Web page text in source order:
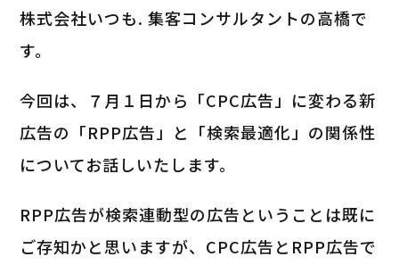
株式会社いつも. 集客コンサルタントの高橋で
す。
今回は、７月１日から「CPC広告」に変わる新
広告の「RPP広告」と「検索最適化」の関係性
についてお話しいたします。
RPP広告が検索連動型の広告ということは既に
ご存知かと思いますが、CPC広告とRPP広告で